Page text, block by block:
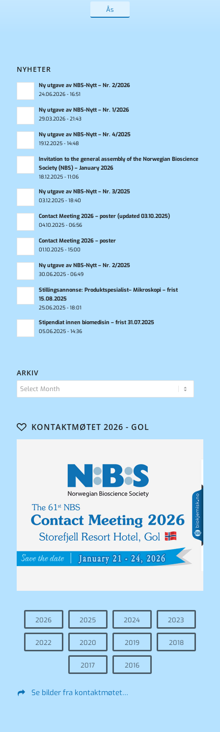
Ås
NYHETER
Ny utgave av NBS-Nytt – Nr. 2/2026
24.06.2026 - 16:51
Ny utgave av NBS-Nytt – Nr. 1/2026
29.03.2026 - 21:43
Ny utgave av NBS-Nytt – Nr. 4/2025
19.12.2025 - 14:48
Invitation to the general assembly of the Norwegian Bioscience
Society (NBS) – January 2026
18.12.2025 - 11:06
Ny utgave av NBS-Nytt – Nr. 3/2025
03.12.2025 - 18:40
Contact Meeting 2026 – poster (updated 03.10.2025)
04.10.2025 - 06:56
Contact Meeting 2026 – poster
01.10.2025 - 15:00
Ny utgave av NBS-Nytt – Nr. 2/2025
30.06.2025 - 06:49
Stillingsannonse: Produktspesialist– Mikroskopi – frist
15.08.2025
25.06.2025 - 18:01
Stipendiat innen biomedisin – frist 31.07.2025
05.06.2025 - 14:36
ARKIV
KONTAKTMØTET 2026 - GOL
2026 2025 2024 2023
2022 2020 2019 2018
2017 2016
Se bilder fra kontaktmøtet…